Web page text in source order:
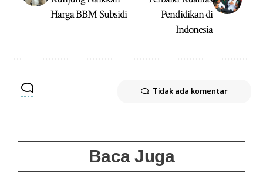
Harga BBM Subsidi
Pendidikan di
Indonesia
Tidak ada komentar
Baca Juga